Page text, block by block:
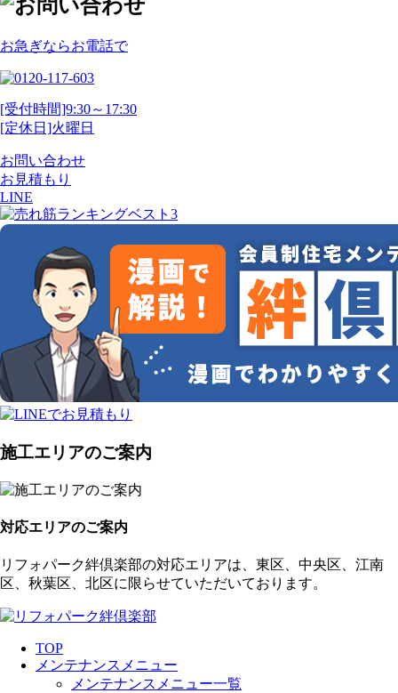
お急ぎならお電話で
[受付時間]9:30～17:30
[定休日]火曜日
お問い合わせ
お見積もり
LINE
施工エリアのご案内
対応エリアのご案内
リフォパーク絆倶楽部の対応エリアは、東区、中央区、江南
区、秋葉区、北区に限らせていただいております。
TOP
メンテナンスメニュー
メンテナンスメニュー一覧